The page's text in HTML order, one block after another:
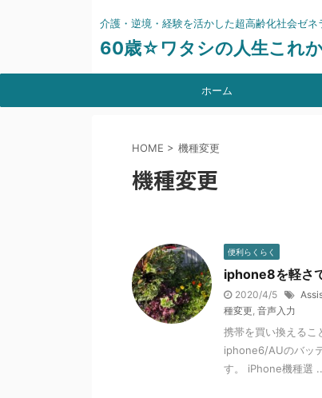
介護・逆境・経験を活かした超高齢化社会ゼネ
60歳☆ワタシの人生これか
ホーム
HOME > 機種変更
機種変更
便利らくらく
iphone8を軽さ
2020/4/5
種変更, 音声入力
携帯を買い換えるこ
iphone6/AUのバッ
す。 iPhone機種選